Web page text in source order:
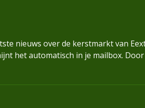
nieuws over de kerstmarkt van
het automatisch in je mailbox. Door